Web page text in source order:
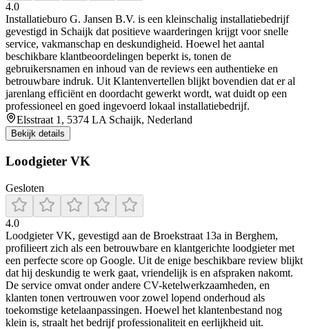
4.0
Installatieburo G. Jansen B.V. is een kleinschalig installatiebedrijf
gevestigd in Schaijk dat positieve waarderingen krijgt voor snelle
service, vakmanschap en deskundigheid. Hoewel het aantal
beschikbare klantbeoordelingen beperkt is, tonen de
gebruikersnamen en inhoud van de reviews een authentieke en
betrouwbare indruk. Uit Klantenvertellen blijkt bovendien dat er al
jarenlang efficiënt en doordacht gewerkt wordt, wat duidt op een
professioneel en goed ingevoerd lokaal installatiebedrijf.
Elsstraat 1, 5374 LA Schaijk, Nederland
Bekijk details
Loodgieter VK
Gesloten
4.0
Loodgieter VK, gevestigd aan de Broekstraat 13a in Berghem,
profilieert zich als een betrouwbare en klantgerichte loodgieter met
een perfecte score op Google. Uit de enige beschikbare review blijkt
dat hij deskundig te werk gaat, vriendelijk is en afspraken nakomt.
De service omvat onder andere CV-ketelwerkzaamheden, en
klanten tonen vertrouwen voor zowel lopend onderhoud als
toekomstige ketelaanpassingen. Hoewel het klantenbestand nog
klein is, straalt het bedrijf professionaliteit en eerlijkheid uit.